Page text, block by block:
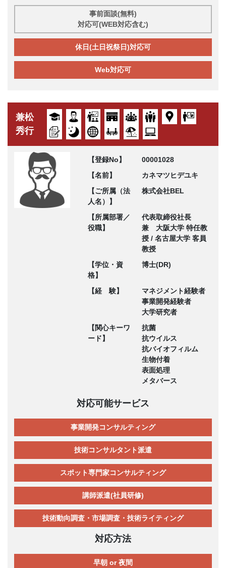
事前面談(無料)
対応可(WEB対応含む)
休日(土日祝祭日)対応可
Web対応可
兼松
秀行
【登録No】
00001028
【名前】
カネマツヒデユキ
【ご所属（法
人名）】
株式会社BEL
【所属部署／
役職】
代表取締役社長
兼 大阪大学 特任教
授 / 名古屋大学 客員
教授
【学位・資
格】
博士(DR)
【経 験】
マネジメント経験者
事業開発経験者
大学研究者
【関心キーワ
ード】
抗菌
抗ウイルス
抗バイオフィルム
生物付着
表面処理
メタバース
対応可能サービス
事業開発コンサルティング
技術コンサルタント派遣
スポット専門家コンサルティング
講師派遣(社員研修)
技術動向調査・市場調査・技術ライティング
対応方法
早朝 or 夜間